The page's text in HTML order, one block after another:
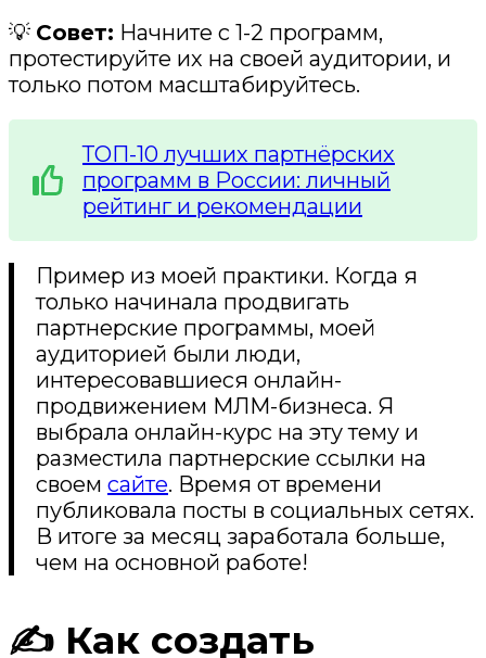
💡 Совет: Начните с 1-2 программ,
протестируйте их на своей аудитории, и
только потом масштабируйтесь.
ТОП-10 лучших партнёрских
программ в России: личный
рейтинг и рекомендации
Пример из моей практики. Когда я
только начинала продвигать
партнерские программы, моей
аудиторией были люди,
интересовавшиеся онлайн-
продвижением МЛМ-бизнеса. Я
выбрала онлайн-курс на эту тему и
разместила партнерские ссылки на
своем сайте. Время от времени
публиковала посты в социальных сетях.
В итоге за месяц заработала больше,
чем на основной работе!
✍️ Как создать